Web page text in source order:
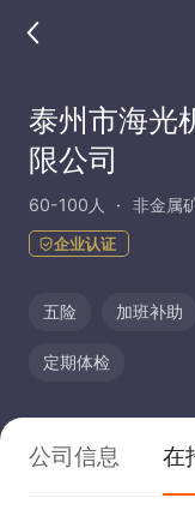
泰州市海光
限公司
60-100人 非金属
企业认证
五险 加班补助
定期体检
公司信息 在